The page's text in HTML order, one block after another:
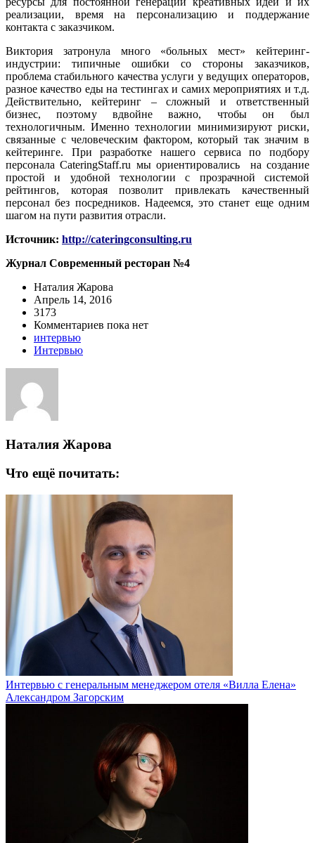
реализации, время на персонализацию и поддержание
контакта с заказчиком.
Виктория затронула много «больных мест» кейтеринг-
индустрии: типичные ошибки со стороны заказчиков,
проблема стабильного качества услуги у ведущих операторов,
разное качество еды на тестингах и самих мероприятиях и т.д.
Действительно, кейтеринг – сложный и ответственный
бизнес, поэтому вдвойне важно, чтобы он был
технологичным. Именно технологии минимизируют риски,
связанные с человеческим фактором, который так значим в
кейтеринге. При разработке нашего сервиса по подбору
персонала CateringStaff.ru мы ориентировались на создание
простой и удобной технологии с прозрачной системой
рейтингов, которая позволит привлекать качественный
персонал без посредников. Надеемся, это станет еще одним
шагом на пути развития отрасли.
Источник: http://cateringconsulting.ru
Журнал Современный ресторан №4
Наталия Жарова
Апрель 14, 2016
3173
Комментариев пока нет
интервью
Интервью
Наталия Жарова
Что ещё почитать:
Интервью с генеральным менеджером отеля «Вилла Елена»
Александром Загорским